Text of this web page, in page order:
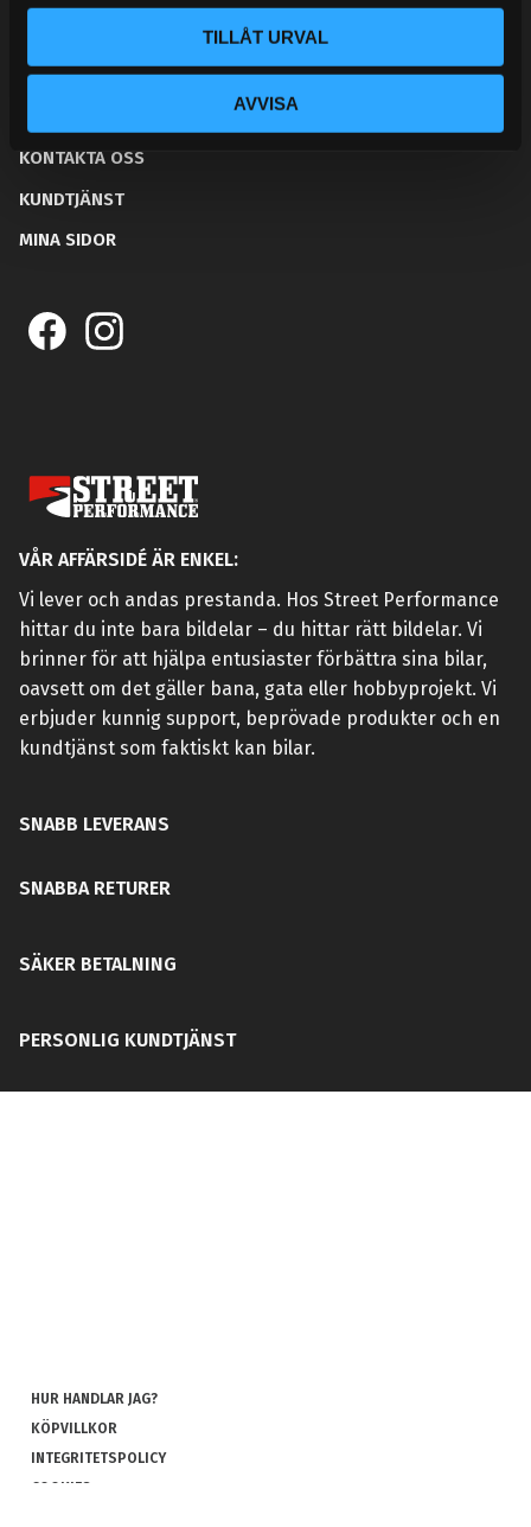
TILLÅT URVAL
AVVISA
BLOGG
KONTAKTA OSS
KUNDTJÄNST
MINA SIDOR
VÅR AFFÄRSIDÉ ÄR ENKEL:
Vi lever och andas prestanda. Hos Street Performance
hittar du inte bara bildelar – du hittar rätt bildelar. Vi
brinner för att hjälpa entusiaster förbättra sina bilar,
oavsett om det gäller bana, gata eller hobbyprojekt. Vi
erbjuder kunnig support, beprövade produkter och en
kundtjänst som faktiskt kan bilar.
SNABB LEVERANS
SNABBA RETURER
SÄKER BETALNING
PERSONLIG KUNDTJÄNST
HUR HANDLAR JAG?
KÖPVILLKOR
INTEGRITETSPOLICY
COOKIES